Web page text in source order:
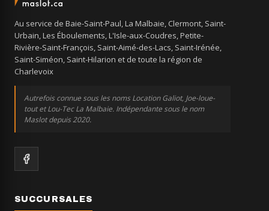
Au service de Baie-Saint-Paul, La Malbaie, Clermont, Saint-
Urbain, Les Éboulements, L'Isle-aux-Coudres, Petite-
Rivière-Saint-François, Saint-Aimé-des-Lacs, Saint-Irénée,
Saint-Siméon, Saint-Hilarion et de toute la région de
Charlevoix
Autrefois connue sous les noms Location Galiot, Joe-loue-
tout et Lou-Tec La Malbaie. Indépendante sous le nom
Maslot depuis 2020.
SUCCURSALES